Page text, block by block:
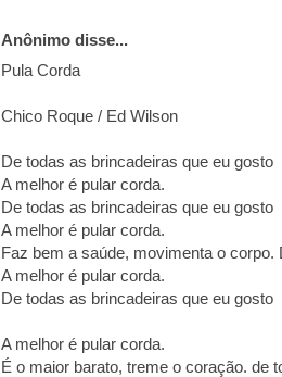
Anônimo disse...
Pula Corda
Chico Roque / Ed Wilson
De todas as brincadeiras que eu gosto
A melhor é pular corda.
De todas as brincadeiras que eu gosto
A melhor é pular corda.
Faz bem a saúde, movimenta o
A melhor é pular corda.
De todas as brincadeiras que eu gosto
A melhor é pular corda.
É o maior barato, treme o coração. de